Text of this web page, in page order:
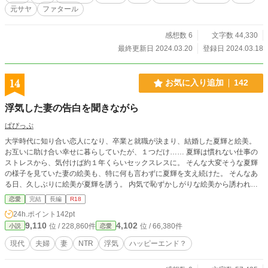
元サヤ
ファタール
感想数 6
文字数 44,330
最終更新日 2024.03.20
登録日 2024.03.18
14 お気に入り追加 142
浮気した妻の告白を聞きながら
ぱぴっぷ
大学時代に知り合い恋人になり、卒業と就職が決まり、結婚した夏輝と絵美。
お互いに助け合い幸せに暮らしていたが、１つだけ…… 夏輝は慣れない仕事の
ストレスから、気付けば約１年くらいセックスレスに。 そんな大変そうな夏輝
の様子を見ていた妻の絵美も、特に何も言わずに夏輝を支え続けた。 そんなあ
る日、久しぶりに絵美が夏輝を誘う。 内気で恥ずかしがりな絵美から誘われた
夏輝は驚きながらも誘いを受けるが、しかしその夜、セックスに淡白だったはず
の絵美の様子が変だと気付く。 そして絵美から告げられた驚きの事実…… 浮気
をしたと言う妻とその話を聞かされ怒りながらも興奮してしまう夫、そんな歪ん
だ夫婦生活の行き着く先は…… ※この作品はNTRがメインなので苦手な方はご
注意下さい。 一応ハッピーエンドになる予定です。 ※ノクターンノベルズにも
投稿しています
恋愛 完結 長編 R18
24h.ポイント 142pt
小説 9,110 位 / 228,860件 恋愛 4,102 位 / 66,380件
現代 夫婦 妻 NTR 浮気 ハッピーエンド？